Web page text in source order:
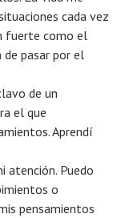
cada vez
fuerte como el
de pasar por el
de un
el que
Aprendí
atención. Puedo
o
pensamientos